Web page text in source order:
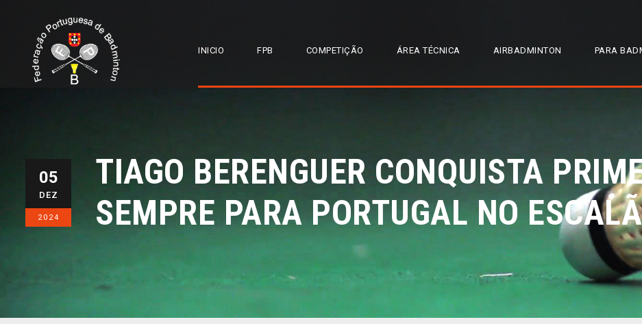
INICIO FPB COMPETIÇÃO ÁREA TÉCNICA AIRBADMINTON PARA
05
DEZ
2024
TIAGO BERENGUER CONQUISTA
SEMPRE PARA PORTUGAL NO